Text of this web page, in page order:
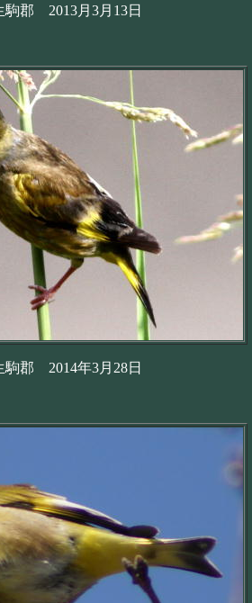
駒郡 2013月3月13日
駒郡 2014年3月28日